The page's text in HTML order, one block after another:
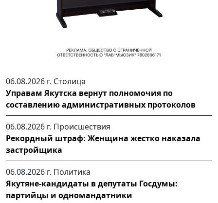
06.08.2026 г. Столица
Управам Якутска вернут полномочия по
составлению административных протоколов
06.08.2026 г. Происшествия
Рекордный штраф: Женщина жестко наказала
застройщика
06.08.2026 г. Политика
Якутяне-кандидаты в депутаты Госдумы:
партийцы и одномандатники